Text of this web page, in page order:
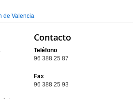
de Valencia
Contacto
Teléfono
96 388 25 87
Fax
96 388 25 93